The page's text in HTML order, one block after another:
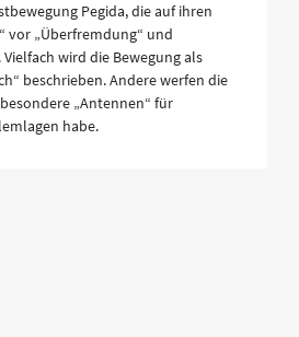
Pegida, die auf ihren
vor „Überfremdung“ und
wird die Bewegung als
beschrieben. Andere werfen die
„Antennen“ für
habe.